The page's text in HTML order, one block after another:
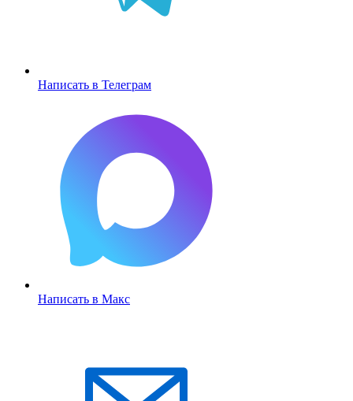
Написать в Телеграм
Написать в Макс